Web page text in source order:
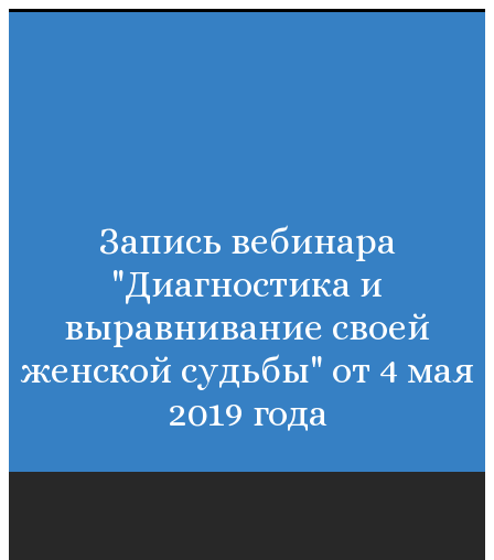
Запись вебинара
"Диагностика и
выравнивание своей
женской судьбы" от 4 мая
2019 года